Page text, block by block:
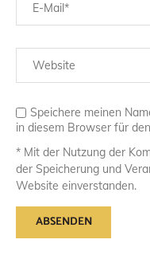
Speichere meinen
in diesem Browser für
* Mit der Nutzung der
der Speicherung und
Website einverstanden.